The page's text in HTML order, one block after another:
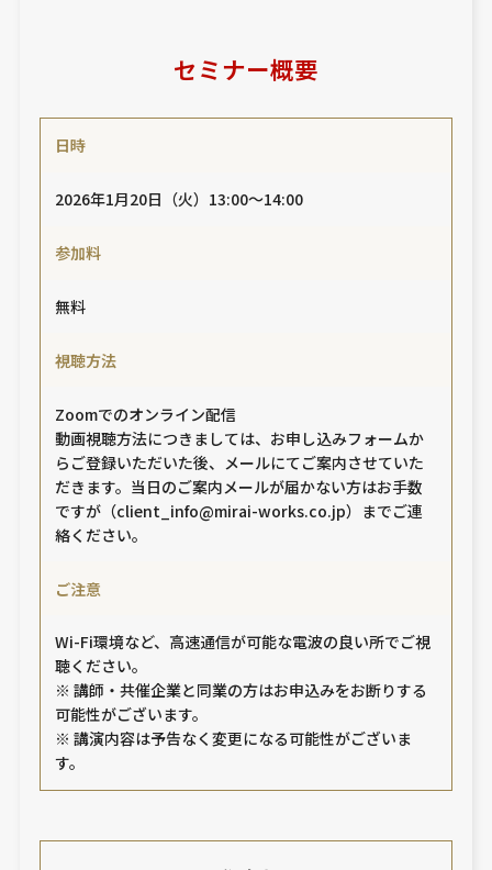
セミナー概要
日時
2026年1月20日（火）13:00～14:00
参加料
無料
視聴方法
Zoomでのオンライン配信
動画視聴方法につきましては、お申し込みフォームか
らご登録いただいた後、メールにてご案内させていた
だきます。当日のご案内メールが届かない方はお手数
ですが（client_info@mirai-works.co.jp）までご連
絡ください。
ご注意
Wi-Fi環境など、高速通信が可能な電波の良い所でご視
聴ください。
※ 講師・共催企業と同業の方はお申込みをお断りする
可能性がございます。
※ 講演内容は予告なく変更になる可能性がございま
す。